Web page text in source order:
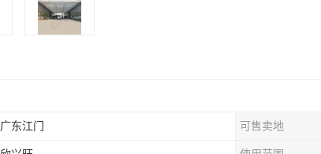
广东江门 可售卖地